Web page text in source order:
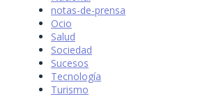
notas-de-prensa
Ocio
Salud
Sociedad
Sucesos
Tecnología
Turismo